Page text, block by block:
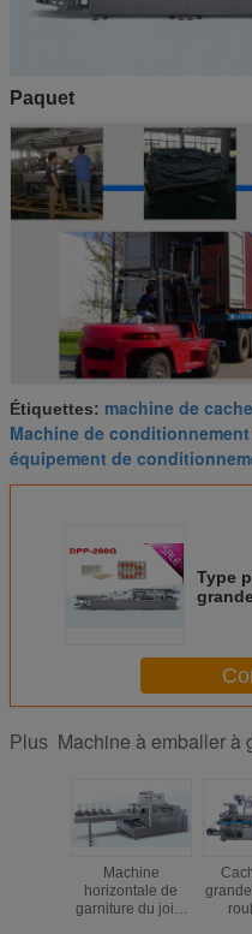
Paquet
Étiquettes: machine de
Machine de
équipement de
Type
Plus Machine à emballer à
Machine
horizontale de
garniture du joint